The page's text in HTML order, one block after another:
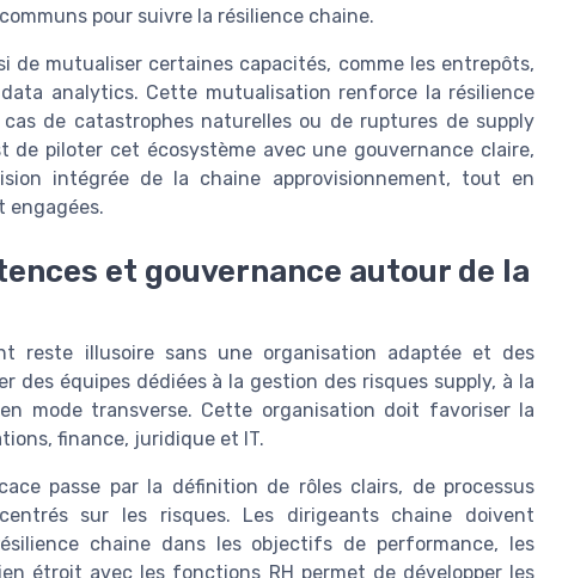
pour suivre la résilience chaine.
de mutualiser certaines capacités, comme les entrepôts,
analytics. Cette mutualisation renforce la résilience
de catastrophes naturelles ou de ruptures de supply
de piloter cet écosystème avec une gouvernance claire,
intégrée de la chaine approvisionnement, tout en
engagées.
et gouvernance autour de la
reste illusoire sans une organisation adaptée et des
des équipes dédiées à la gestion des risques supply, à la
mode transverse. Cette organisation doit favoriser la
finance, juridique et IT.
passe par la définition de rôles clairs, de processus
sur les risques. Les dirigeants chaine doivent
chaine dans les objectifs de performance, les
étroit avec les fonctions RH permet de développer les